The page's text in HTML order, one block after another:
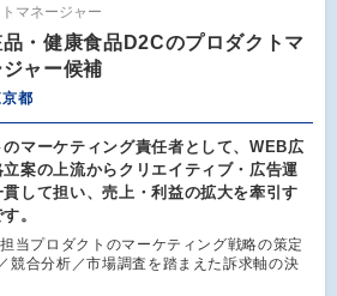
マネージャー
品・健康食品D2Cのプロダクトマ
ャー候補
都
マーケティング責任者として、WEB広
案の上流からクリエイティブ・広告運
して担い、売上・利益の拡大を牽引す
。
担当プロダクトのマーケティング戦略の策定
競合分析／市場調査を踏まえた訴求軸の決